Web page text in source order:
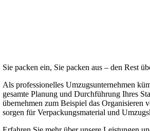
Sie packen ein, Sie packen aus – den Rest
Als professionelles Umzugsunternehmen
gesamte Planung und Durchführung Ihres
übernehmen zum Beispiel das Organisieren
sorgen für Verpackungsmaterial und